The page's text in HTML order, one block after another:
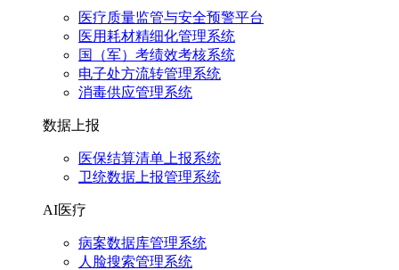
医疗质量监管与安全预警平台
医用耗材精细化管理系统
国（军）考绩效考核系统
电子处方流转管理系统
消毒供应管理系统
数据上报
医保结算清单上报系统
卫统数据上报管理系统
AI医疗
病案数据库管理系统
人脸搜索管理系统